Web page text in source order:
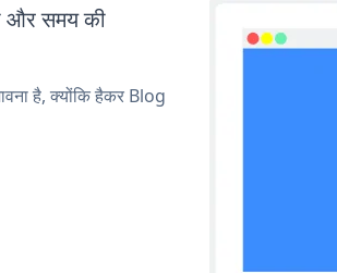
और समय की
है, क्योंकि हैकर Blog